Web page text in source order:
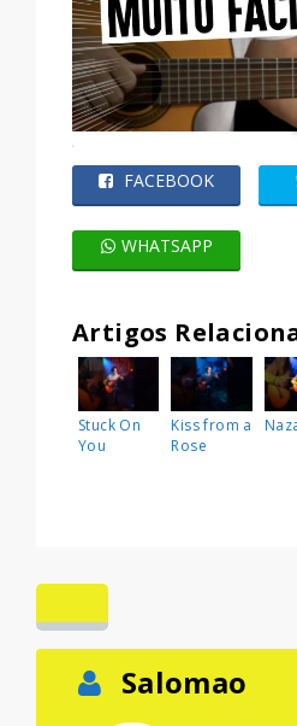
FACEBOOK
WHATSAPP
Artigos
Stuck On
You
Kiss from a
Rose
Salomao